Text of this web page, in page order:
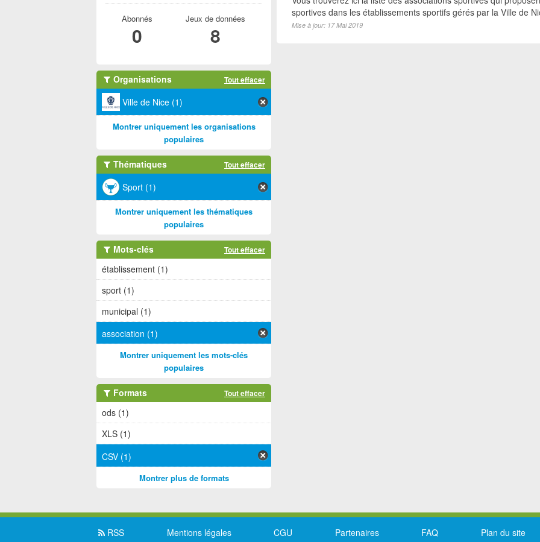
sportives dans les établissements sportifs gérés par la Ville de
Mise à jour: 17 Mai 2019
Abonnés
0
Jeux de données
8
Organisations Tout effacer
Ville de Nice (1)
Montrer uniquement les organisations
populaires
Thématiques Tout effacer
Sport (1)
Montrer uniquement les thématiques
populaires
Mots-clés Tout effacer
établissement (1)
sport (1)
municipal (1)
association (1)
Montrer uniquement les mots-clés
populaires
Formats Tout effacer
ods (1)
XLS (1)
CSV (1)
Montrer plus de formats
RSS Mentions légales CGU Partenaires FAQ Plan du site